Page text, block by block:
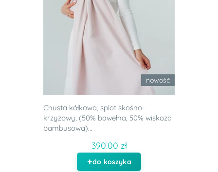
nowość
Chusta kółkowa, splot skośno-
krzyżowy, (50% bawełna, 50% wiskoza
bambusowa)...
390.00 zł
do koszyka